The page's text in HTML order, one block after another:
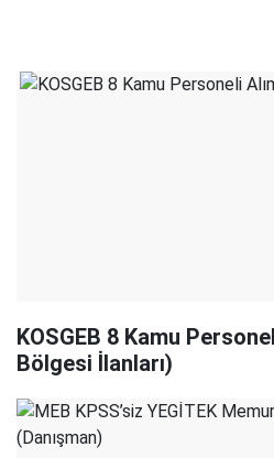
KOSGEB 8 Kamu
Bölgesi İlanları)